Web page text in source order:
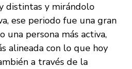
distintas y mirándolo
ese periodo fue una gran
una persona más activa,
alineada con lo que hoy
a través de la